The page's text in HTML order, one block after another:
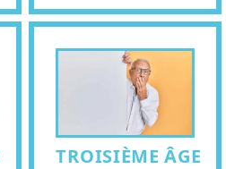
TROISIÈME ÂGE